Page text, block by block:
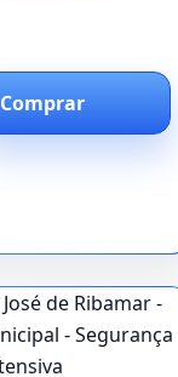
Comprar